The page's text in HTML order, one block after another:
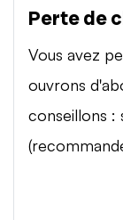
Perte de
Vous avez
ouvrons
conseillons :